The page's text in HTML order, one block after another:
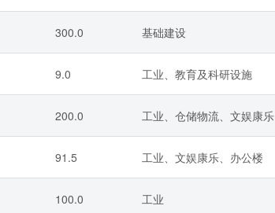
300.0 基础建设
9.0 工业、教育及科研设施
200.0 工业、仓储物流、文娱康乐
91.5 工业、文娱康乐、办公楼
100.0 工业